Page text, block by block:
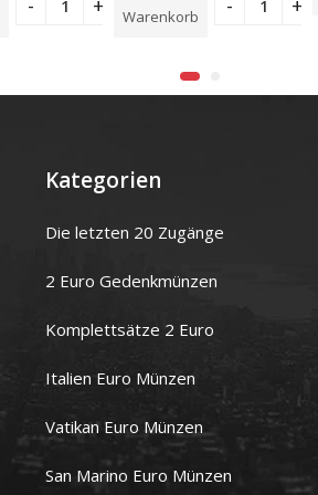
Warenkorb
Kategorien
Die letzten 20 Zugänge
2 Euro Gedenkmünzen
Komplettsätze 2 Euro
Italien Euro Münzen
Vatikan Euro Münzen
San Marino Euro Münzen